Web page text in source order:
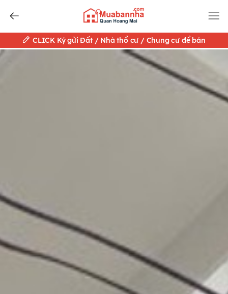
CLICK Ký gửi Đất / Nhà thổ cư / Chung cư để bán